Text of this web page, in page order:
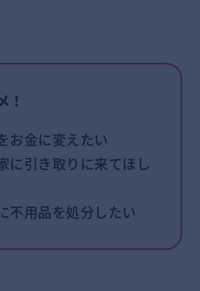
！
お金に変えたい
に引き取りに来てほし
不用品を処分したい